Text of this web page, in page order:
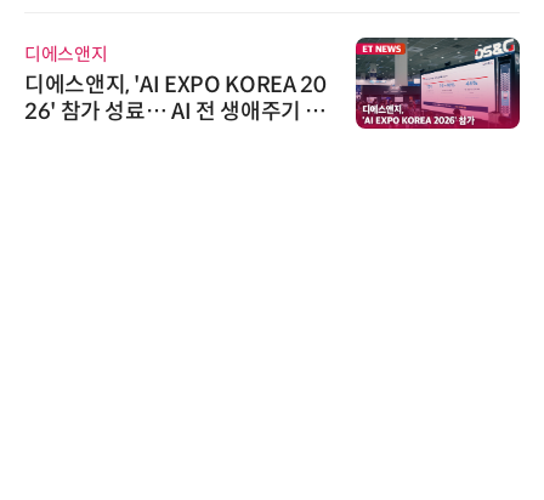
디에스앤지
디에스앤지, 'AI EXPO KOREA 20
26' 참가 성료… AI 전 생애주기 아